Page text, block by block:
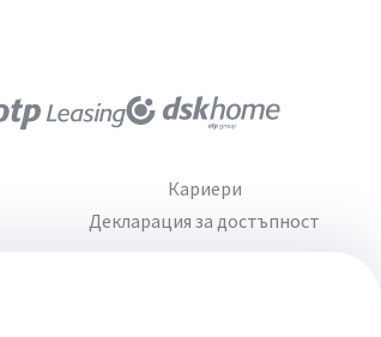
Кариери
Декларация за достъпност